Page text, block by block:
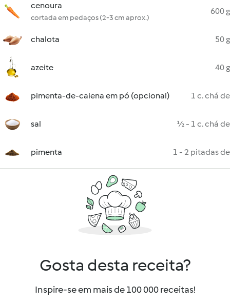
cenoura
cortada em pedaços (2-3 cm aprox.)
600 g
chalota 50 g
azeite 40 g
pimenta-de-caiena em pó (opcional) 1 c. chá de
sal ½ - 1 c. chá de
pimenta 1 - 2 pitadas de
Gosta desta receita?
Inspire-se em mais de 100 000 receitas!